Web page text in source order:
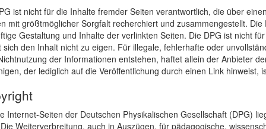
ist nicht für die Inhalte fremder Seiten verantwortlich, die über
mit größtmöglicher Sorgfalt recherchiert und zusammengestellt.
Gestaltung und Inhalte der verlinkten Seiten. Die DPG ist nicht
sich den Inhalt nicht zu eigen. Für illegale, fehlerhafte oder
der Informationen entstehen, haftet allein der Anbieter
der lediglich auf die Veröffentlichung durch einen Link hinweist,
Internet-Seiten der Deutschen Physikalischen Gesellschaft (DPG)
Weiterverbreitung, auch in Auszügen, für pädagogische,